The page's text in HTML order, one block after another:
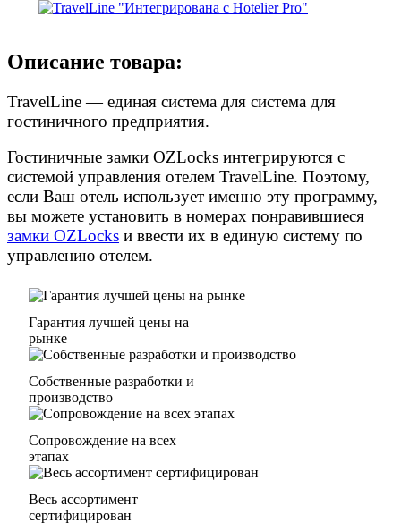
Описание товара:
TravelLine — единая система для система для
гостиничного предприятия.
Гостиничные замки OZLocks интегрируются с
системой управления отелем TravelLine. Поэтому,
если Ваш отель использует именно эту программу,
вы можете установить в номерах понравившиеся
замки OZLocks и ввести их в единую систему по
управлению отелем.
Гарантия лучшей цены на
рынке
Собственные разработки и
производство
Сопровождение на всех
этапах
Весь ассортимент
сертифицирован